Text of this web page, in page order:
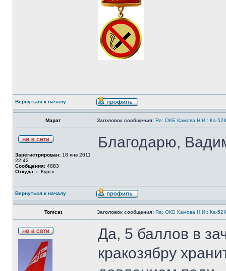
Вернуться к началу
Марат Заголовок сообщения: Re: ОКБ Камова Н.И.: Ка-
Зарегистрирован: 18 янв 2011
22:42
Сообщения: 4883
Откуда: г. Курск
Благодарю,
Вернуться к началу
Tomcat Заголовок сообщения: Re: ОКБ Камова Н.И.: Ка-
Да, 5 баллов в
кракозябру